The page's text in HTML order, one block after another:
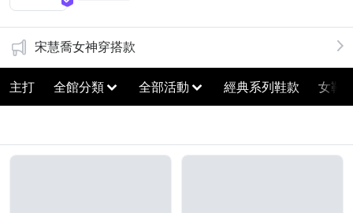
宋慧喬女神穿搭款
主打 全館分類 全部活動 經典系列鞋款 女鞋